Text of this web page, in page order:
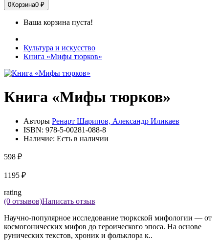
0Корзина0 ₽
Ваша корзина пуста!
Культура и искусство
Книга «Мифы тюрков»
Книга «Мифы тюрков»
Авторы Ренарт Шарипов, Александр Иликаев
ISBN: 978-5-00281-088-8
Наличие: Есть в наличии
598 ₽
1195 ₽
rating
(0 отзывов)Написать отзыв
Научно-популярное исследование тюркской мифологии — от
космогонических мифов до героического эпоса. На основе
рунических текстов, хроник и фольклора к..